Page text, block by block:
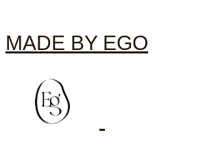
MADE BY EGO